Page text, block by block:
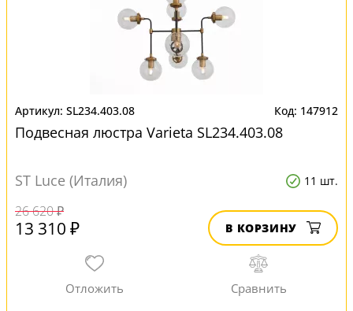
SL234.403.08 147912
Подвесная люстра Varieta SL234.403.08
ST Luce (Италия) 11 шт.
26 620 ₽
13 310 ₽ В КОРЗИНУ